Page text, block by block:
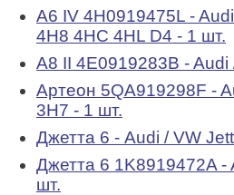
A6 IV 4H0919475L -
4H8 4HC 4HL D4 - 1 шт.
А8 II 4E0919283B - Audi
Артеон 5QA919298F -
3H7 - 1 шт.
Джетта 6 - Audi / VW
Джетта 6 1K8919472A -
шт.